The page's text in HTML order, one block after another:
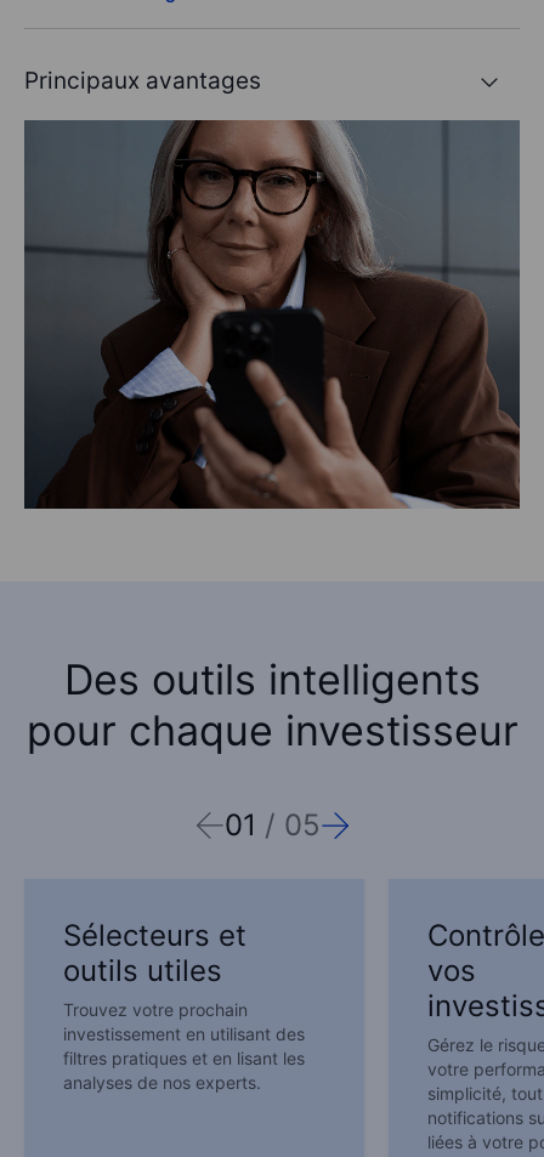
Principaux avantages
Des outils intelligents
pour chaque investisseur
01 / 05
Sélecteurs et
outils utiles
Trouvez votre prochain
investissement en utilisant des
filtres pratiques et en lisant les
analyses de nos experts.
vos
Gérez le
votre
simplicité,
notifications
liées à votre